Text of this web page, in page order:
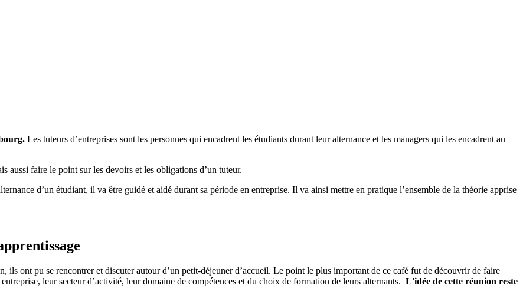
Les tuteurs d’entreprises sont les personnes qui encadrent les étudiants durant leur alternance et les managers qui les encadrent au
aussi faire le point sur les devoirs et les obligations d’un tuteur.
d’un étudiant, il va être guidé et aidé durant sa période en entreprise. Il va ainsi mettre en pratique l’ensemble de la théorie apprise
ils ont pu se rencontrer et discuter autour d’un petit-déjeuner d’accueil. Le point le plus important de ce café fut de découvrir de faire
leur secteur d’activité, leur domaine de compétences et du choix de formation de leurs alternants. L'idée de cette réunion reste